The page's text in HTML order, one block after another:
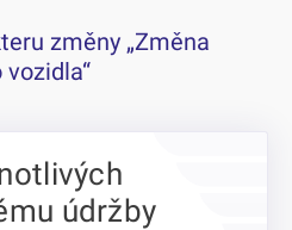
údržby
změny „Změna